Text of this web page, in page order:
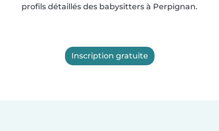
profils détaillés des babysitters à Perpignan.
Inscription gratuite